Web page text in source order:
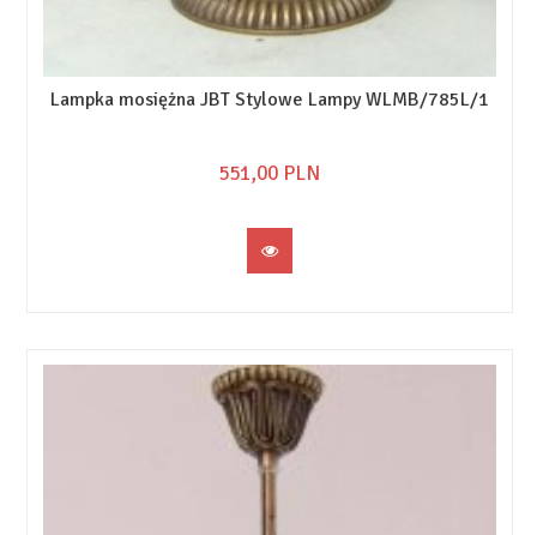
Lampka mosiężna JBT Stylowe Lampy WLMB/785L/1
551,00 PLN